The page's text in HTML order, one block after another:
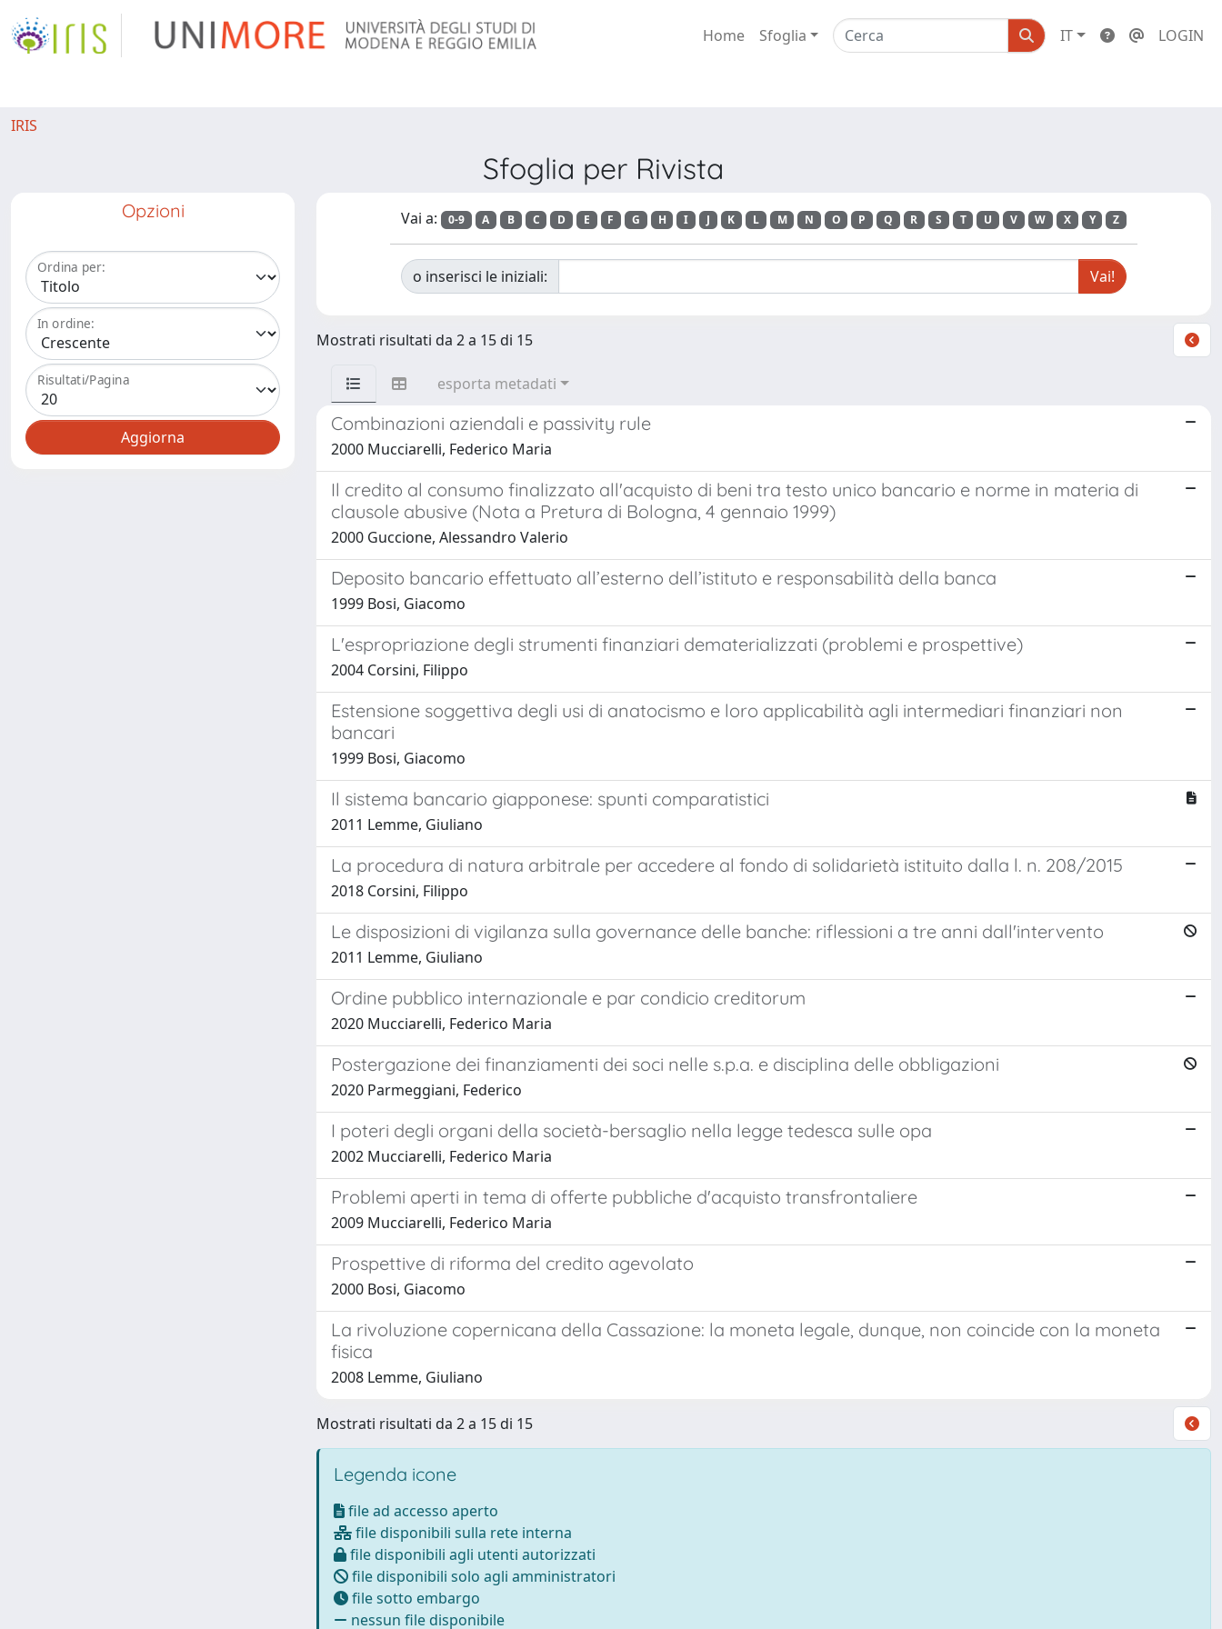
Home Sfoglia IT LOGIN
IRIS
Sfoglia per Rivista
Opzioni
Ordina per:
In ordine:
Risultati/Pagina
Vai a: 0-9 A B C D E F G H I J K L M N O P Q R S T U V W X Y Z
o inserisci le iniziali:
Mostrati risultati da 2 a 15 di 15
esporta metadati
Combinazioni aziendali e passivity rule
2000 Mucciarelli, Federico Maria
Il credito al consumo finalizzato all'acquisto di beni tra testo unico bancario e norme in materia di
clausole abusive (Nota a Pretura di Bologna, 4 gennaio 1999)
2000 Guccione, Alessandro Valerio
Deposito bancario effettuato all’esterno dell’istituto e responsabilità della banca
1999 Bosi, Giacomo
L'espropriazione degli strumenti finanziari dematerializzati (problemi e prospettive)
2004 Corsini, Filippo
Estensione soggettiva degli usi di anatocismo e loro applicabilità agli intermediari finanziari non
bancari
1999 Bosi, Giacomo
Il sistema bancario giapponese: spunti comparatistici
2011 Lemme, Giuliano
La procedura di natura arbitrale per accedere al fondo di solidarietà istituito dalla l. n. 208/2015
2018 Corsini, Filippo
Le disposizioni di vigilanza sulla governance delle banche: riflessioni a tre anni dall'intervento
2011 Lemme, Giuliano
Ordine pubblico internazionale e par condicio creditorum
2020 Mucciarelli, Federico Maria
Postergazione dei finanziamenti dei soci nelle s.p.a. e disciplina delle obbligazioni
2020 Parmeggiani, Federico
I poteri degli organi della società-bersaglio nella legge tedesca sulle opa
2002 Mucciarelli, Federico Maria
Problemi aperti in tema di offerte pubbliche d'acquisto transfrontaliere
2009 Mucciarelli, Federico Maria
Prospettive di riforma del credito agevolato
2000 Bosi, Giacomo
La rivoluzione copernicana della Cassazione: la moneta legale, dunque, non coincide con la moneta
fisica
2008 Lemme, Giuliano
Mostrati risultati da 2 a 15 di 15
Legenda icone
file ad accesso aperto
file disponibili sulla rete interna
file disponibili agli utenti autorizzati
file disponibili solo agli amministratori
file sotto embargo
nessun file disponibile